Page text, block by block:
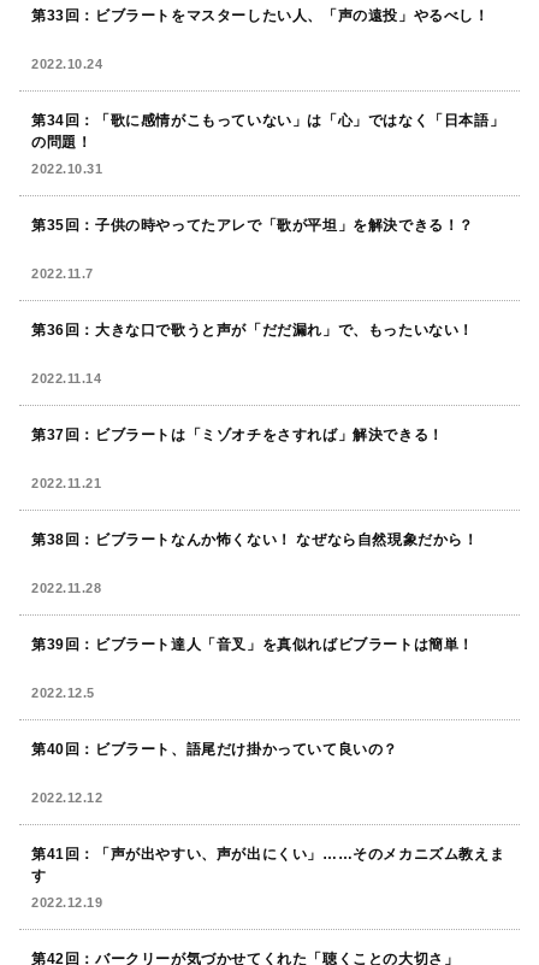
第33回：ビブラートをマスターしたい人、「声の遠投」やるべし！
2022.10.24
第34回：「歌に感情がこもっていない」は「心」ではなく「日本語」
の問題！
2022.10.31
第35回：子供の時やってたアレで「歌が平坦」を解決できる！？
2022.11.7
第36回：大きな口で歌うと声が「だだ漏れ」で、もったいない！
2022.11.14
第37回：ビブラートは「ミゾオチをさすれば」解決できる！
2022.11.21
第38回：ビブラートなんか怖くない！ なぜなら自然現象だから！
2022.11.28
第39回：ビブラート達人「音叉」を真似ればビブラートは簡単！
2022.12.5
第40回：ビブラート、語尾だけ掛かっていて良いの？
2022.12.12
第41回：「声が出やすい、声が出にくい」……そのメカニズム教えま
す
2022.12.19
第42回：バークリーが気づかせてくれた「聴くことの大切さ」